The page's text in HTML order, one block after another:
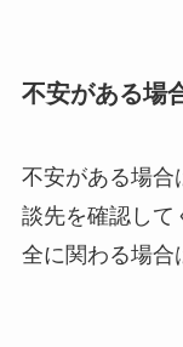
不安がある場
不安がある場合
談先を確認して
全に関わる場合